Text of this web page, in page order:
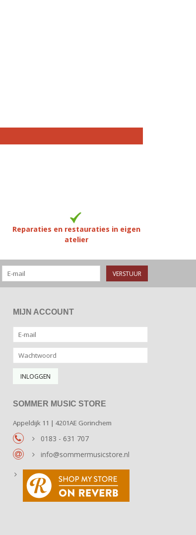
Reparaties en restauraties in eigen
atelier
VERSTUUR
MIJN ACCOUNT
SOMMER MUSIC STORE
Appeldijk 11 | 4201AE Gorinchem
0183 - 631 707
info@sommermusicstore.nl